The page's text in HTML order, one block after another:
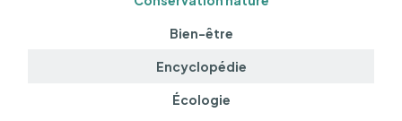
Bien-être
Encyclopédie
Écologie